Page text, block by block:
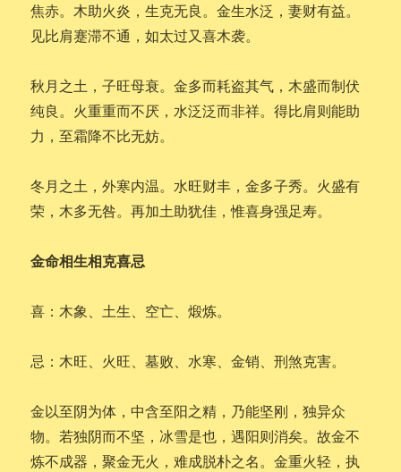
焦赤。木助火炎，生克无良。金生水泛，妻财有益。
见比肩蹇滞不通，如太过又喜木袭。
秋月之土，子旺母衰。金多而耗盗其气，木盛而制伏
纯良。火重重而不厌，水泛泛而非祥。得比肩则能助
力，至霜降不比无妨。
冬月之土，外寒内温。水旺财丰，金多子秀。火盛有
荣，木多无咎。再加土助犹佳，惟喜身强足寿。
金命相生相克喜忌
喜：木象、土生、空亡、煅炼。
忌：木旺、火旺、墓败、水寒、金销、刑煞克害。
金以至阴为体，中含至阳之精，乃能坚刚，独异众
物。若独阴而不坚，冰雪是也，遇阳则消矣。故金不
炼不成器，聚金无火，难成脱朴之名。金重火轻，执